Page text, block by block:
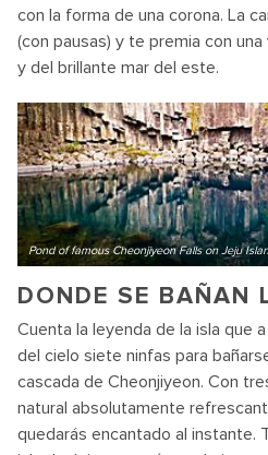
con la forma de una corona. La
(con pausas) y te premia con
y del brillante mar del este.
Pond of famous Cheonjiyeon Falls on Jeju
DONDE SE BAÑAN
Cuenta la leyenda de la isla que
del cielo siete ninfas para
cascada de Cheonjiyeon. Con
natural absolutamente
quedarás encantado al instante.